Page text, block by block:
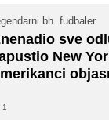
bh. fudbaler
sve
New
1